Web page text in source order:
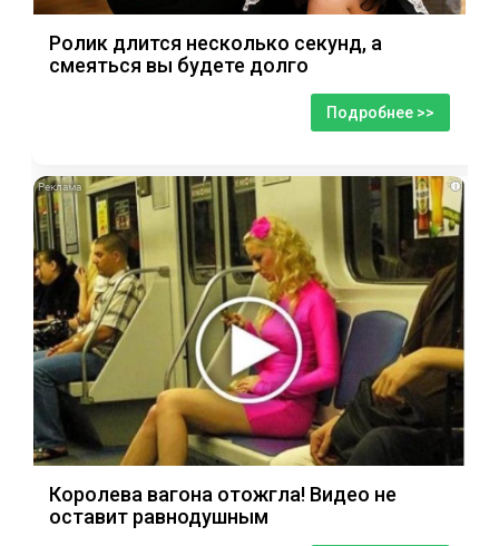
Ролик длится несколько секунд, а
смеяться вы будете долго
Подробнее >>
i
Королева вагона отожгла! Видео не
оставит равнодушным